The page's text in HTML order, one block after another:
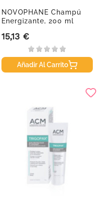
NOVOPHANE Champú
Energizante, 200 ml
Precio
15,13 €
Añadir Al Carrito